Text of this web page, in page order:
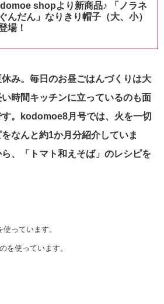
shopより新商品♪ 「ノラネ
んだん」なりきり帽子（大、小）
場！
み。毎日のお昼ごはんづくりは大
時間キッチンに立っているのも面
。kodomoe8月号では、火を一切
なんと約1か月分紹介していま
、「トマト和えそば」のレシピを
っています。
を使っています。